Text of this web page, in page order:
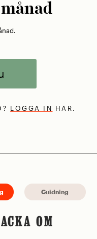
LOGGA IN HÄR.
Guidning
OM